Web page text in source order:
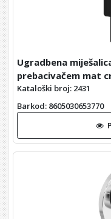
Ugradbena
prebacivačem mat
Kataloški broj: 2431
Barkod: 8605030653770